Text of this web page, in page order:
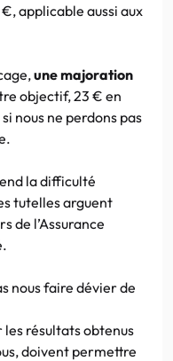
applicable aussi aux
une majoration
objectif, 23 € en
nous ne perdons pas
la difficulté
tutelles arguent
de l’Assurance
nous faire dévier de
résultats obtenus
doivent permettre